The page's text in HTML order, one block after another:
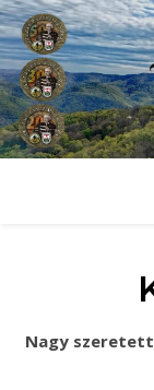
Nagy szeretettel köszöntünk a Teleki Pál emléktúrák